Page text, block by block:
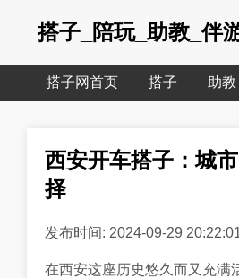
搭子_陪玩_助教_伴
搭子网首页 搭子 助教
西安开车搭子：城
择
发布时间: 2024-09-29
在西安这座历史悠久而又充满